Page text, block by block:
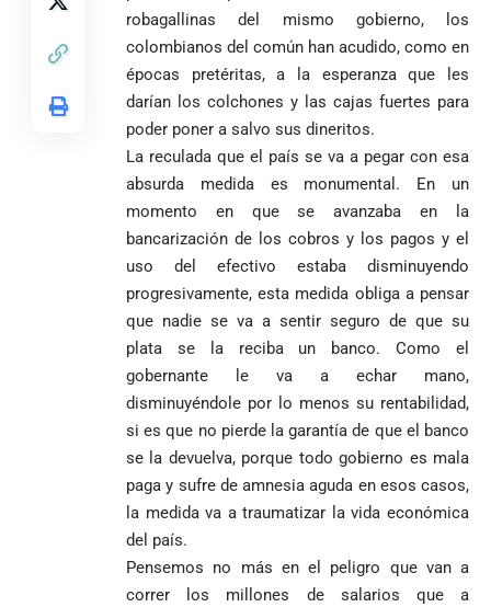
robagallinas del mismo gobierno, los
colombianos del común han acudido, como en
épocas pretéritas, a la esperanza que les
darían los colchones y las cajas fuertes para
poder poner a salvo sus dineritos.
La reculada que el país se va a pegar con esa
absurda medida es monumental. En un
momento en que se avanzaba en la
bancarización de los cobros y los pagos y el
uso del efectivo estaba disminuyendo
progresivamente, esta medida obliga a pensar
que nadie se va a sentir seguro de que su
plata se la reciba un banco. Como el
gobernante le va a echar mano,
disminuyéndole por lo menos su rentabilidad,
si es que no pierde la garantía de que el banco
se la devuelva, porque todo gobierno es mala
paga y sufre de amnesia aguda en esos casos,
la medida va a traumatizar la vida económica
del país.
Pensemos no más en el peligro que van a
correr los millones de salarios que a
niega pérdida
de investidura
a concejales
de Medellín
Andrés
«Gury»
Rodríguez y
Damián Pérez
Federico
Gutiérrez
envía
documentos
al FBI, DEA y
Congreso
contra la ‘paz
total’ por
presuntos
criminales
1
ordena acto de
Falleció el padre
Humberto de
Jesús Hincapié
Álzate, reconocido
sacerdote de la
Diócesis de
Girardota, Párroco
de Yolombo
Abelardo de la
Espriella es
elegido
presidente de
Colombia tras
una histórica y
segunda
vuelta
Uribe
arremete
contra Petro y
lo
responsabiliza
por la crisis de
la salud en
Japón rescata
un empate
agónico ante
Países Bajos
en un vibrante
duelo
mundialista
Alemania no
tuvo piedad:
valiente
Curazao en su
debut
mundialista
LA POLICRISIS
COMO HERENCIA
Cardenal Rueda
corazón para
construir juntos
una Colombia
reconciliada
Diócesis de
Sonsón-Rionegro
rechaza fotos
tomadas en
templo de Guarne y
ordena acto de
desagravio